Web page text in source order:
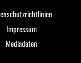
Impressum
Mediadaten